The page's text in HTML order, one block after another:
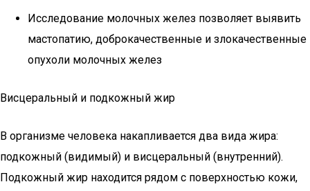
Исследование молочных желез позволяет выявить
мастопатию, доброкачественные и злокачественные
опухоли молочных желез
Висцеральный и подкожный жир
В организме человека накапливается два вида жира:
подкожный (видимый) и висцеральный (внутренний).
Подкожный жир находится рядом с поверхностью кожи,